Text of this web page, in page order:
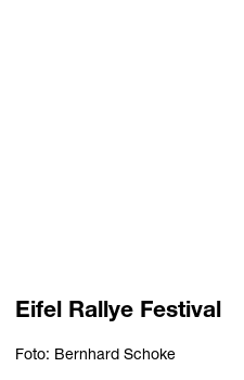
Eifel Rallye Festival
Foto: Bernhard Schoke